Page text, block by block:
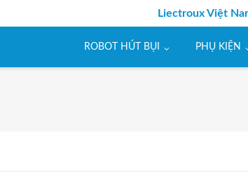
Liectroux Việt
ROBOT HÚT BỤI PHỤ KIỆN